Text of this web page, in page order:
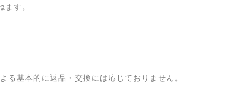
す。
る基本的に返品・交換には応じておりません。